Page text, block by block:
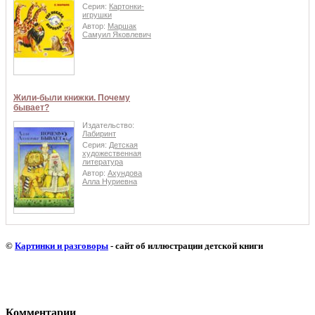
Серия: Картонки-
игрушки
Автор: Маршак
Самуил Яковлевич
Жили-были книжки. Почему
бывает?
Издательство:
Лабиринт
Серия: Детская
художественная
литература
Автор: Ахундова
Алла Нуриевна
© Картинки и разговоры - сайт об иллюстрации детской книги